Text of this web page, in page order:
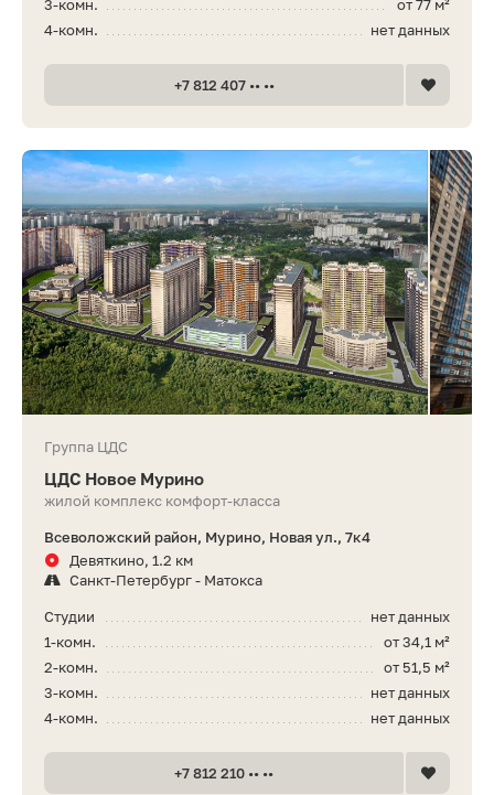
от 77 м²
3-комн.
нет данных
4-комн.
+7 812 407 •• ••
Группа ЦДС
ЦДС Новое Мурино
жилой комплекс комфорт-класса
Всеволожский район, Мурино, Новая ул., 7к4
Девяткино, 1.2 км
Санкт-Петербург - Матокса
нет данных
Студии
от 34,1 м²
1-комн.
от 51,5 м²
2-комн.
нет данных
3-комн.
нет данных
4-комн.
+7 812 210 •• ••